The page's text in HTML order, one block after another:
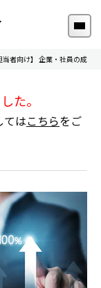
当者向け】 企業・社員の成長
た。
てはこちらをご